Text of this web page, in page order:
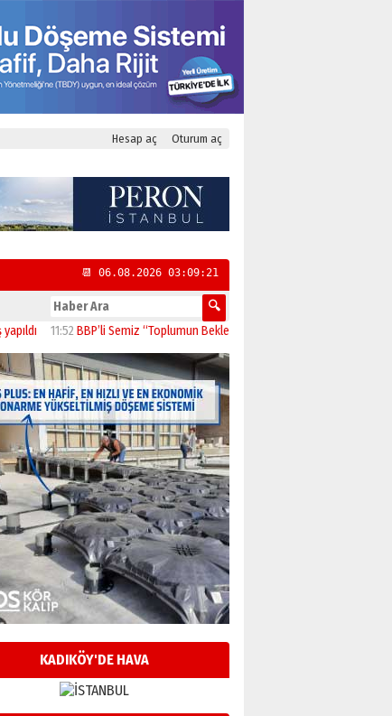
Hesap aç Oturum aç
📆 06.08.2026 03:09:22
11:52 BBP’li Semiz “Toplumun Beklentisi Emeklilerin Daha Güçlü
KADIKÖY'DE HAVA